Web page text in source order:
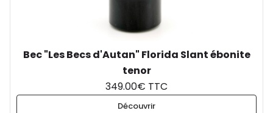
Bec "Les Becs d'Autan" Florida Slant ébonite
tenor
349.00€ TTC
Découvrir